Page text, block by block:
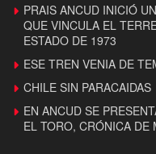
PRAIS ANCUD INICIÓ
QUE VINCULA EL
ESTADO DE 1973
ESE TREN VENIA DE
CHILE SIN PARACAIDAS
EN ANCUD SE
EL TORO, CRÓNICA DE